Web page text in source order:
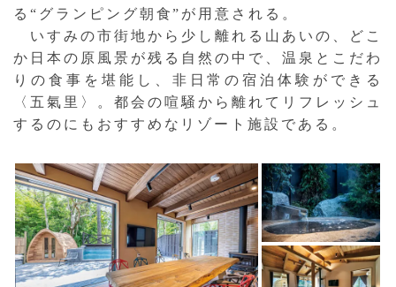
る“グランピング朝食”が用意される。
いすみの市街地から少し離れる山あいの、どこ
か日本の原風景が残る自然の中で、温泉とこだわ
りの食事を堪能し、非日常の宿泊体験ができる
〈五氣里〉。都会の喧騒から離れてリフレッシュ
するのにもおすすめなリゾート施設である。